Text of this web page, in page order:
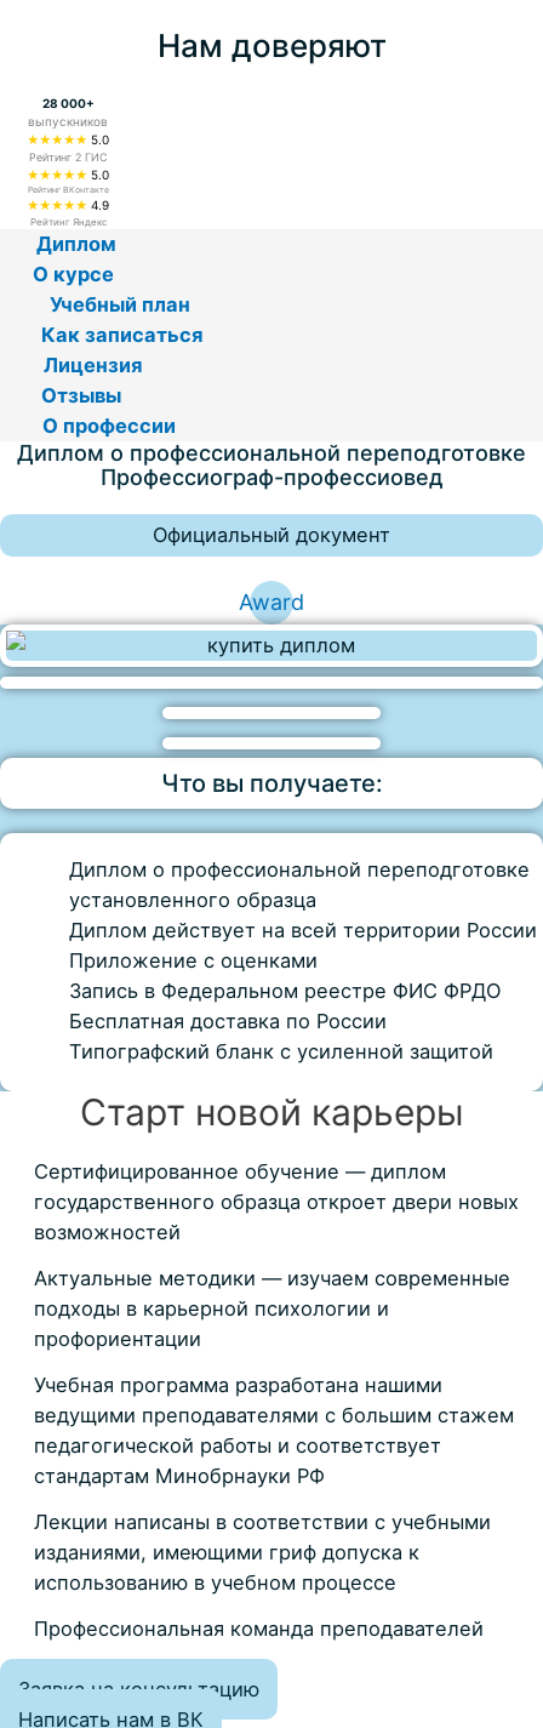
Нам доверяют
28 000+
выпускников
★★★★★ 5.0
Рейтинг 2 ГИС
★★★★★ 5.0
Рейтинг ВКонтакте
★★★★★ 4.9
Рейтинг Яндекс
Диплом
О курсе
Учебный план
Как записаться
Лицензия
Отзывы
О профессии
Диплом о профессиональной переподготовке
Профессиограф-профессиовед
Официальный документ
Award
Что вы получаете:
Диплом о профессиональной переподготовке
установленного образца
Диплом действует на всей территории России
Приложение с оценками
Запись в Федеральном реестре ФИС ФРДО
Бесплатная доставка по России
Типографский бланк с усиленной защитой
Старт новой карьеры
Сертифицированное обучение — диплом
государственного образца откроет двери новых
возможностей
Актуальные методики — изучаем современные
подходы в карьерной психологии и
профориентации
Учебная программа разработана нашими
ведущими преподавателями с большим стажем
педагогической работы и соответствует
стандартам Минобрнауки РФ
Лекции написаны в соответствии с учебными
изданиями, имеющими гриф допуска к
использованию в учебном процессе
Профессиональная команда преподавателей
Заявка на консультацию
Написать нам в ВК